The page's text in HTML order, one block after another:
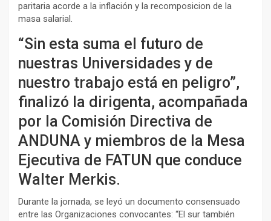
paritaria acorde a la inflación y la recomposicion de la
masa salarial.
“Sin esta suma el futuro de
nuestras Universidades y de
nuestro trabajo está en peligro”,
finalizó la dirigenta, acompañada
por la Comisión Directiva de
ANDUNA y miembros de la Mesa
Ejecutiva de FATUN que conduce
Walter Merkis.
Durante la jornada, se leyó un documento consensuado
entre las Organizaciones convocantes: “El sur también